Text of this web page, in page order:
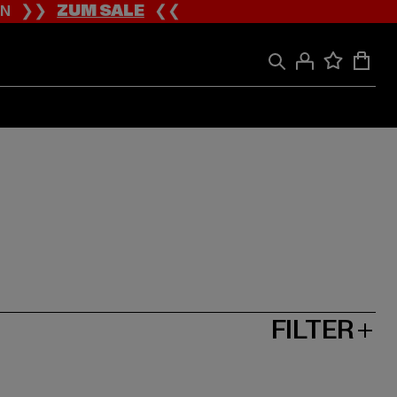
❯❯ZUM SALE❮❮
FILTER